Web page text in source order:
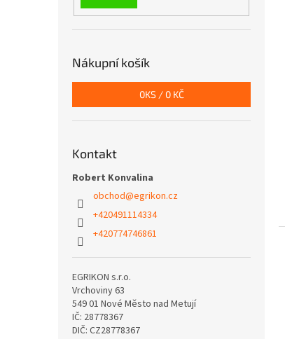
Nákupní košík
0KS / 0 KČ
Kontakt
Robert Konvalina
obchod@egrikon.cz
+420491114334
+420774746861
EGRIKON s.r.o.
Vrchoviny 63
549 01 Nové Město nad Metují
IČ: 28778367
DIČ: CZ28778367